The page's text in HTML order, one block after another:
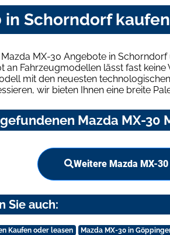
in Schorndorf
MX-30 Angebote in
an Fahrzeugmodellen lässt fast keine
mit den neuesten
wir bieten Ihnen eine breite
Mazda MX-
Weitere Mazda MX-
Sie auch:
Kaufen oder leasen Mazda MX-30 in